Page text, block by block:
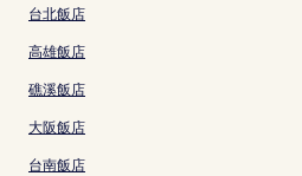
台北飯店
高雄飯店
礁溪飯店
大阪飯店
台南飯店